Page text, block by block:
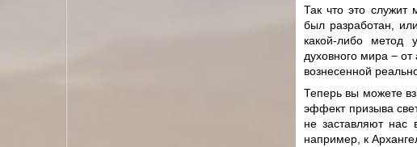
Так что это служит
был разработан,
какой-либо метод
духовного мира − от
вознесенной
Теперь вы можете
эффект призыва
не заставляют
например, к